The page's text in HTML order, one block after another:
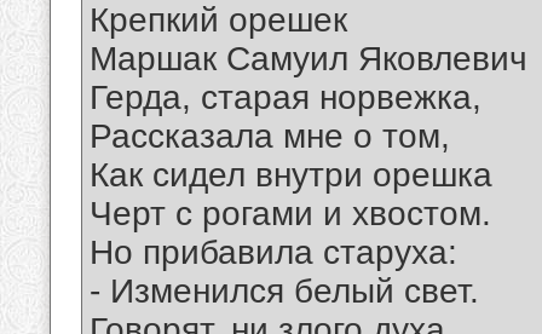
Крепкий орешек
Маршак Самуил Яковлевич
Герда, старая норвежка,
Рассказала мне о том,
Как сидел внутри орешка
Черт с рогами и хвостом.
Но прибавила старуха:
- Изменился белый свет.